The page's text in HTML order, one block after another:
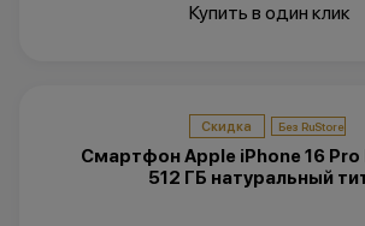
Купить в один клик
Скидка
Смартфон Apple iPhone 16 Pro
512 ГБ натуральный